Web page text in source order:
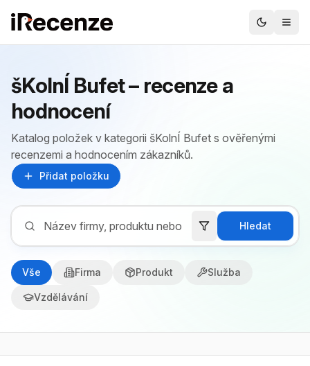
šKolnÍ Bufet – recenze a
hodnocení
Katalog položek v kategorii šKolnÍ Bufet s ověřenými
recenzemi a hodnocením zákazníků.
Přidat položku
Hledat
Vše Firma Produkt Služba
Vzdělávání